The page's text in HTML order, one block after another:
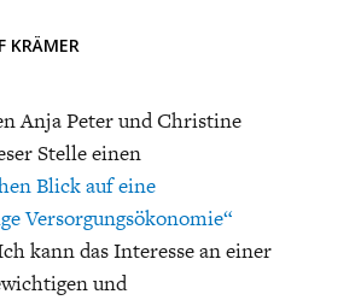
FOR FUTURE
DEUTSCHLAND
KRÄMER
Anja Peter und Christine
Stelle einen
Blick auf eine
Versorgungsökonomie“
kann das Interesse an einer
und